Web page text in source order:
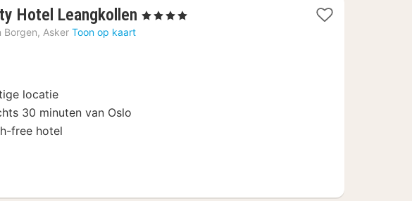
foto
Hotel Leangkollen 1
, 4 Sterren
Borgen, Asker Toon op kaart
locatie
30 minuten van Oslo
free hotel